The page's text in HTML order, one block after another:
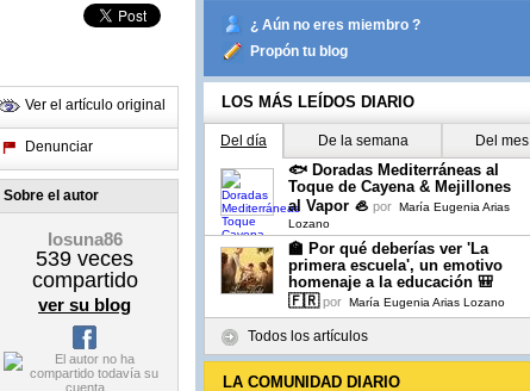
Ver el artículo original
Denunciar
Sobre el autor
Iosuna86
539 veces
compartido
ver su blog
¿ Aún no eres miembro ?
Propón tu blog
LOS MÁS LEÍDOS DIARIO
Del día De la semana Del mes
🐟 Doradas Mediterráneas al
Toque de Cayena & Mejillones
al Vapor 🦪 por María Eugenia Arias
Lozano
🏫 Por qué deberías ver 'La
primera escuela', un emotivo
homenaje a la educación 🎒
🇫🇷 por María Eugenia Arias Lozano
Todos los artículos
LA COMUNIDAD DIARIO